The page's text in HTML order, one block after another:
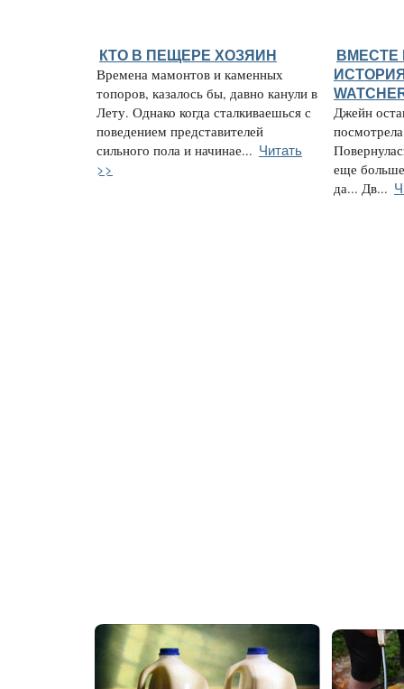
КТО В ПЕЩЕРЕ ХОЗЯИН
Времена мамонтов и каменных
топоров, казалось бы, давно канули в
Лету. Однако когда сталкиваешься с
поведением представителей
сильного пола и начинае... Читать
>>
ВМЕСТЕ
ИСТОРИЯ
Джейн
еще
да... Дв...